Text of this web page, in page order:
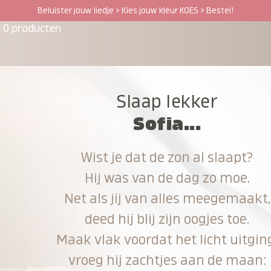
Beluister jouw liedje > Kies jouw kleur KOES > Bestel!
0 producten
Slaap lekker
Sofia...
Wist je dat de zon al slaapt?
Hij was van de dag zo moe.
Net als jij van alles meegemaakt,
deed hij blij zijn oogjes toe.
Maak vlak voordat het licht
vroeg hij zachtjes aan de maan: